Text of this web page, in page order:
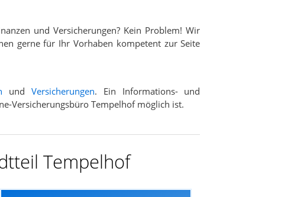
und Versicherungen? Kein Problem! Wir
gerne für Ihr Vorhaben kompetent zur Seite
und Versicherungen. Ein Informations- und
Versicherungsbüro Tempelhof möglich ist.
Tempelhof